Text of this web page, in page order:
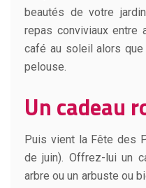
beautés de votre
repas conviviaux entre
café au soleil alors
pelouse.
Un cadeau
Puis vient la Fête des
de juin). Offrez-lui un
arbre ou un arbuste ou